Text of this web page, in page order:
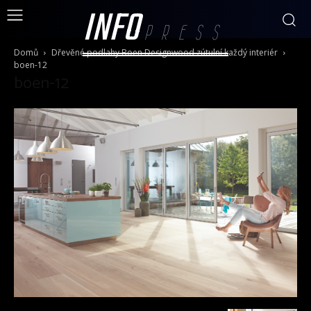
INFO PRESS
Domů
Dřevěné podlahy Boen Designwood zútulní každý interiér
boen-12